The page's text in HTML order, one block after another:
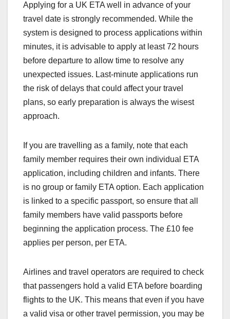
Applying for a UK ETA well in advance of your
travel date is strongly recommended. While the
system is designed to process applications within
minutes, it is advisable to apply at least 72 hours
before departure to allow time to resolve any
unexpected issues. Last-minute applications run
the risk of delays that could affect your travel
plans, so early preparation is always the wisest
approach.
If you are travelling as a family, note that each
family member requires their own individual ETA
application, including children and infants. There
is no group or family ETA option. Each application
is linked to a specific passport, so ensure that all
family members have valid passports before
beginning the application process. The £10 fee
applies per person, per ETA.
Airlines and travel operators are required to check
that passengers hold a valid ETA before boarding
flights to the UK. This means that even if you have
a valid visa or other travel permission, you may be